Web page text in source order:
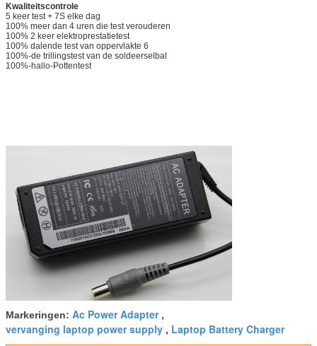
Kwaliteitscontrole
5 keer test + 7S elke dag
100% meer dan 4 uren die test verouderen
100% 2 keer elektroprestatietest
100% dalende test van oppervlakte 6
100%-de trillingstest van de soldeerselbal
100%-hallo-Pottentest
Markeringen: Ac Power Adapter,
vervanging laptop power supply , Laptop Battery Charger